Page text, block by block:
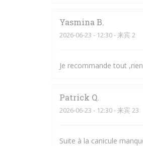
Yasmina B
2026-06-23 - 12:30 - 来宾 2
Je recommande tout
Patrick Q
2026-06-23 - 12:30 - 来宾 23
Suite à la canicule